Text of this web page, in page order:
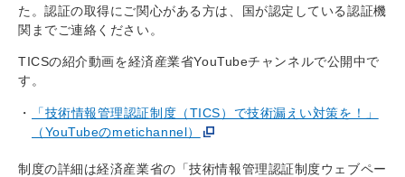
た。認証の取得にご関心がある方は、国が認定している認証機
関までご連絡ください。
TICSの紹介動画を経済産業省YouTubeチャンネルで公開中で
す。
「技術情報管理認証制度（TICS）で技術漏えい対策を！」
（YouTubeのmetichannel）
制度の詳細は経済産業省の「技術情報管理認証制度ウェブペー